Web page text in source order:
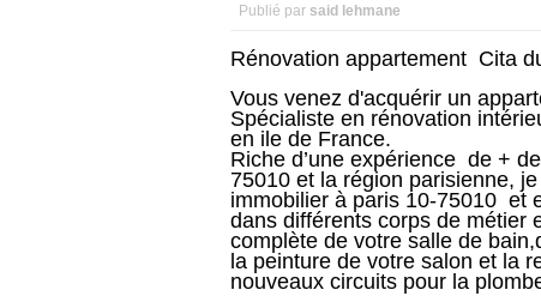
Publié par said lehmane
Rénovation appartement Cita
Vous venez d'acquérir un
Spécialiste en rénovation
en ile de France.
Riche d’une expérience de +
75010 et la région parisienne,
immobilier à paris 10-75010 et
dans différents corps de métier
complète de votre salle de
la peinture de votre salon et la
nouveaux circuits pour la